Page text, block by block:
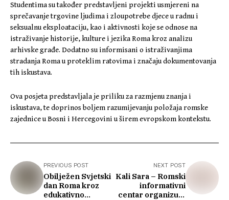
Studentima su također predstavljeni projekti usmjereni na
sprečavanje trgovine ljudima i zloupotrebe djece u radnu i
seksualnu eksploataciju, kao i aktivnosti koje se odnose na
istraživanje historije, kulture i jezika Roma kroz analizu
arhivske građe. Dodatno su informisani o istraživanjima
stradanja Roma u proteklim ratovima i značaju dokumentovanja
tih iskustava.
Ova posjeta predstavljala je priliku za razmjenu znanja i
iskustava, te doprinos boljem razumijevanju položaja romske
zajednice u Bosni i Hercegovini u širem evropskom kontekstu.
PREVIOUS POST
Obilježen Svjetski
dan Roma kroz
edukativno
NEXT POST
Kali Sara – Romski
informativni
centar organizuje